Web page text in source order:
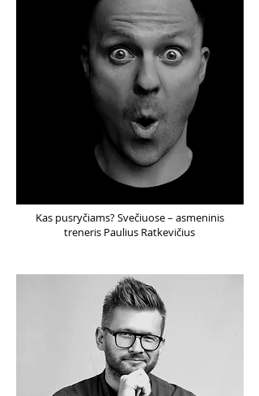
Kas pusryčiams? Svečiuose – asmeninis
treneris Paulius Ratkevičius